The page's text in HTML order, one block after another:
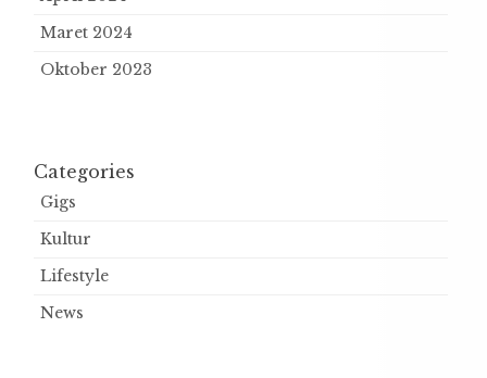
Maret 2024
Oktober 2023
Categories
Gigs
Kultur
Lifestyle
News